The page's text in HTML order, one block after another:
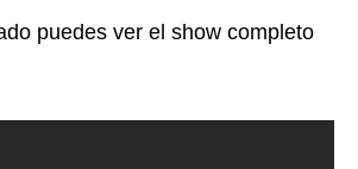
puedes ver el show completo